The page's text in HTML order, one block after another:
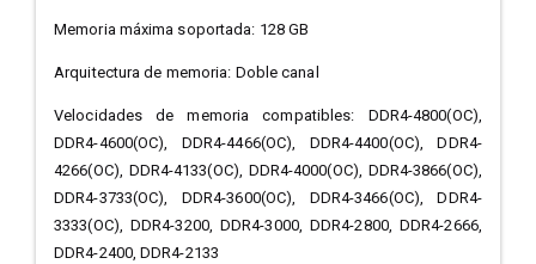
Memoria máxima soportada: 128 GB
Arquitectura de memoria: Doble canal
Velocidades de memoria compatibles: DDR4-4800(OC),
DDR4-4600(OC), DDR4-4466(OC), DDR4-4400(OC), DDR4-
4266(OC), DDR4-4133(OC), DDR4-4000(OC), DDR4-3866(OC),
DDR4-3733(OC), DDR4-3600(OC), DDR4-3466(OC), DDR4-
3333(OC), DDR4-3200, DDR4-3000, DDR4-2800, DDR4-2666,
DDR4-2400, DDR4-2133